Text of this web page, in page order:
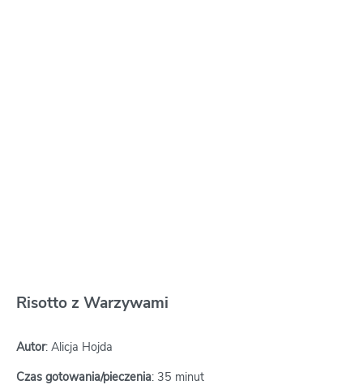
Risotto z Warzywami
Autor: Alicja Hojda
Czas gotowania/pieczenia: 35 minut